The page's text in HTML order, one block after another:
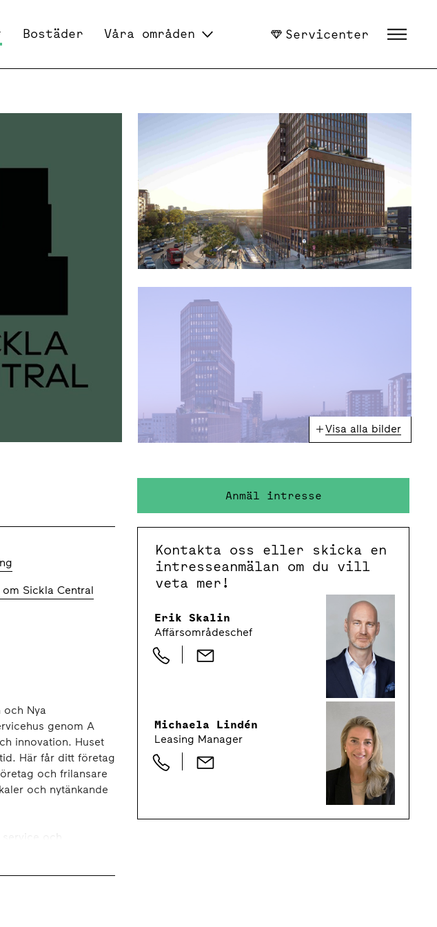
Bostäder Våra områden Servicenter
Visa alla bilder
om Sickla Central
och Nya
genom A
innovation. Huset
Här får ditt företag
och frilansare
och nytänkande
och
under dagen ta
Outstanding. Här
Anmäl intresse
Kontakta oss eller skicka en
intresseanmälan om du vill
veta mer!
Erik Skalin
Affärsområdeschef
Michaela Lindén
Leasing Manager